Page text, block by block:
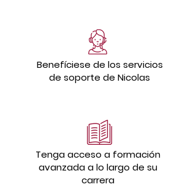
Benefíciese de los servicios
de soporte de Nicolas
Tenga acceso a formación
avanzada a lo largo de su
carrera